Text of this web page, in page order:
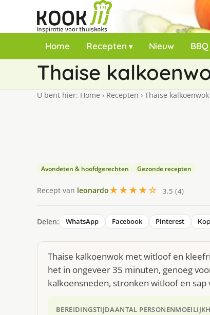
Home Recepten Nieuw
Thaise
U bent hier: Home › Recepten › Thaise
Avondeten & hoofdgerechten Gezonde recepten
Recept van leonardo★★★★☆ 3.5 (4)
Delen: WhatsApp Facebook Pinterest
Thaise kalkoenwok met witloof en
het in ongeveer 35 minuten, genoeg
kalkoensneden, stronken witloof en sap
BEREIDINGSTIJDAANTAL PERSONEN